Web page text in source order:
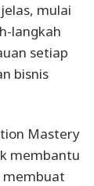
mulai
langkah
setiap
bisnis
Mastery
membantu
membuat